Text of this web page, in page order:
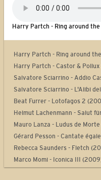
Harry Partch - Ring around the
Harry Partch - Ring around
Harry Partch - Castor & Pollux
Salvatore Sciarrino - Addio
Salvatore Sciarrino - L'Alibi
Beat Furrer - Lotofagos 2
Helmut Lachenmann - Salut
Mauro Lanza - Ludus de Morte
Gérard Pesson - Cantate
Rebecca Saunders - Fletch
Marco Momi - Iconica III